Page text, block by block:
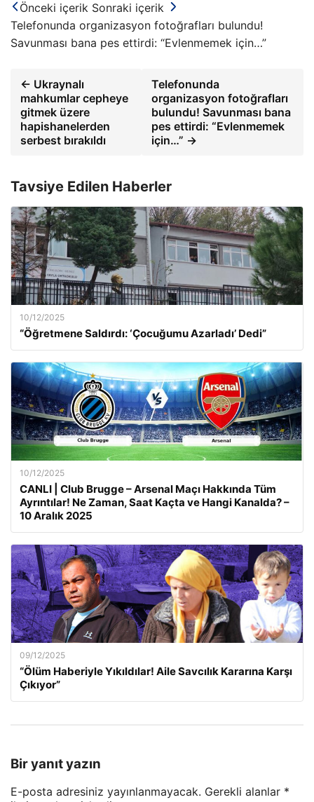
Önceki içerik Sonraki içerik
Telefonunda organizasyon fotoğrafları bulundu!
Savunması bana pes ettirdi: “Evlenmemek için…”
← Ukraynalı
mahkumlar cepheye
gitmek üzere
hapishanelerden
serbest bırakıldı
Telefonunda
organizasyon fotoğrafları
bulundu! Savunması bana
pes ettirdi: “Evlenmemek
için…” →
Tavsiye Edilen Haberler
10/12/2025
“Öğretmene Saldırdı: ‘Çocuğumu Azarladı’ Dedi”
10/12/2025
CANLI | Club Brugge – Arsenal Maçı Hakkında Tüm
Ayrıntılar! Ne Zaman, Saat Kaçta ve Hangi Kanalda? –
10 Aralık 2025
09/12/2025
“Ölüm Haberiyle Yıkıldılar! Aile Savcılık Kararına Karşı
Çıkıyor”
Bir yanıt yazın
E-posta adresiniz yayınlanmayacak. Gerekli alanlar *